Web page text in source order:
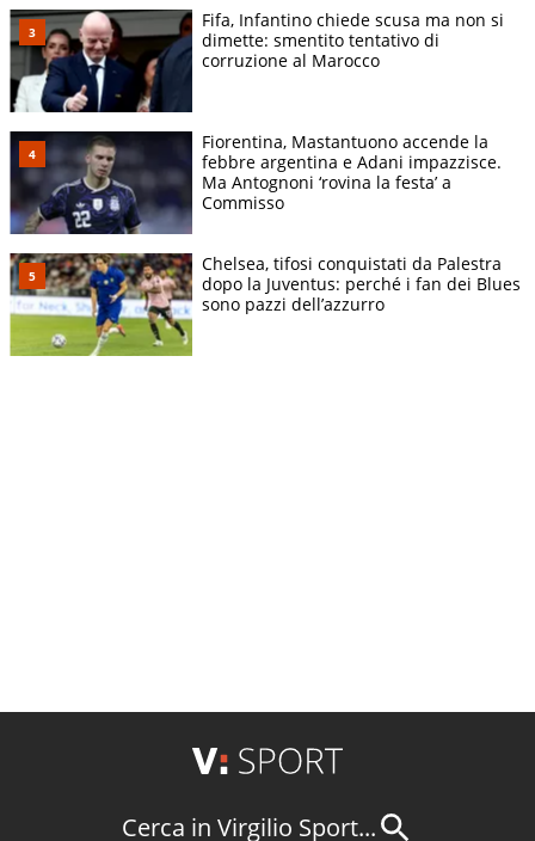
Fifa, Infantino chiede scusa ma non si
dimette: smentito tentativo di
corruzione al Marocco
Fiorentina, Mastantuono accende la
febbre argentina e Adani impazzisce.
Ma Antognoni ‘rovina la festa’ a
Commisso
Chelsea, tifosi conquistati da Palestra
dopo la Juventus: perché i fan dei Blues
sono pazzi dell’azzurro
Cerca in Virgilio Sport...